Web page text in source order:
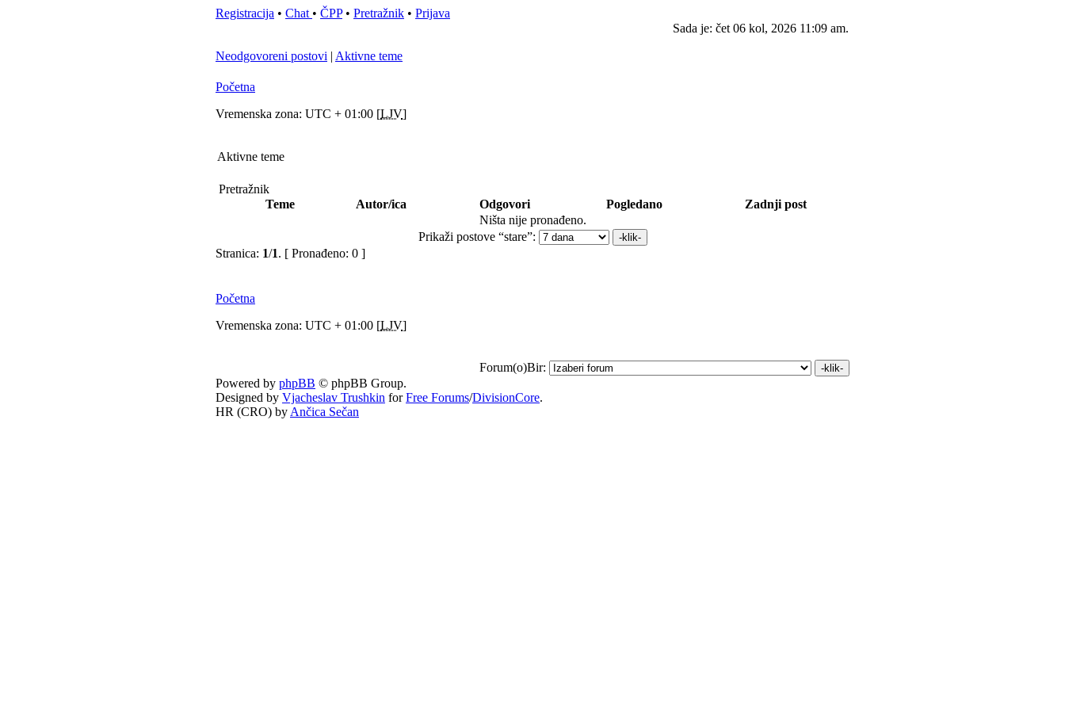
Registracija • Chat • ČPP• Pretražnik • Prijava
Sada je: čet 06 kol, 2026 11:09 am.
Neodgovoreni postovi | Aktivne teme
Početna
Vremenska zona: UTC + 01:00 [LJV]
Aktivne teme
Pretražnik
Teme
Autor/ica Odgovori Pogledano
Zadnji post
Ništa nije pronađeno.
Prikaži postove “stare”:
Stranica: 1/1. [ Pronađeno: 0 ]
Početna
Vremenska zona: UTC + 01:00 [LJV]
Forum(o)Bir:
Powered by phpBB © phpBB Group.
Designed by Vjacheslav Trushkin forFree Forums/DivisionCore.
HR (CRO) by Ančica Sečan